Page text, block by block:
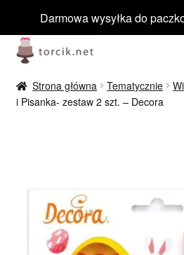
Darmowa wysyłka do
Przejdź
do
nawigacji
Przejdź
do
treści
Jadalne
Tematyczne
Strona główna Tematycznie
i Pisanka- zestaw 2 szt. – Decora